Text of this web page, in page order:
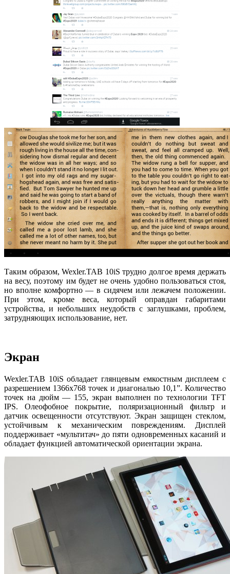
Таким образом, Wexler.TAB 10iS трудно долгое время держать
на весу, поэтому им будет не очень удобно пользоваться стоя,
но вполне комфортно — в сидячем или лежачем положении.
При этом, кроме веса, который оправдан габаритами
устройства, и небольших неудобств с заглушками, проблем,
затрудняющих использование, нет.
Экран
Wexler.TAB 10iS обладает глянцевым емкостным дисплеем c
разрешением 1366х768 точек и диагональю 10,1”. Количество
точек на дюйм — 155, экран выполнен по технологии TFT
IPS. Олеофобное покрытие, поляризационный фильтр и
датчик освещенности отсутствуют. Экран защищен стеклом,
устойчивым к механическим повреждениям. Дисплей
поддерживает «мультитач» до пяти одновременных касаний и
обладает функцией автоматической ориентации экрана.